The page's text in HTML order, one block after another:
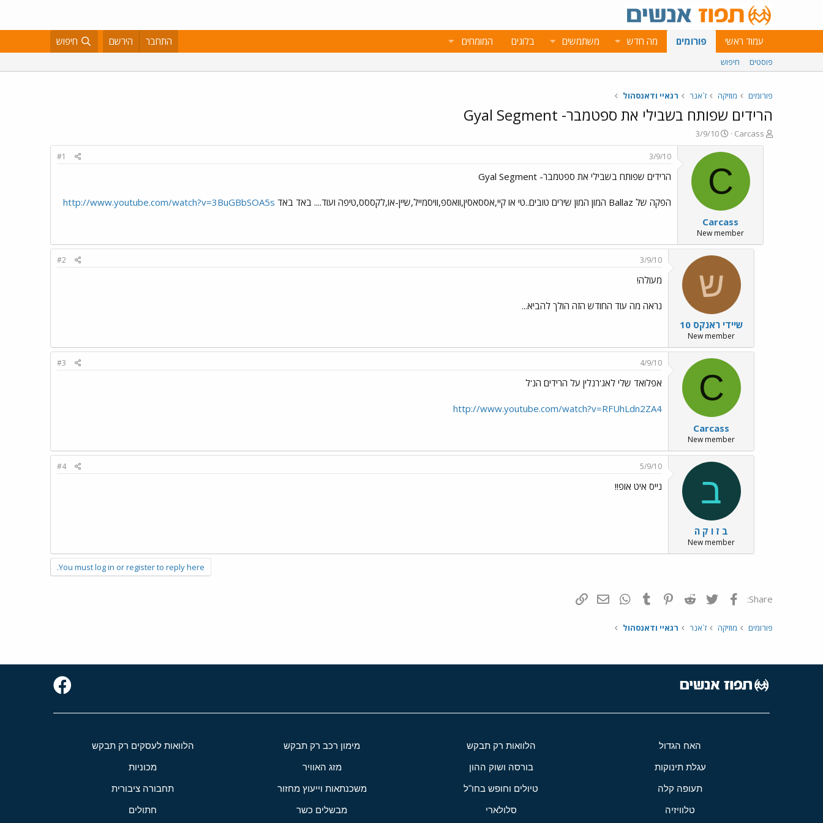
עמוד ראשי פורומים מה חדש משתמשים בלוגים המומחים התחבר הירשם חיפוש
פוסטים חיפוש
פורומים מוזיקה ז`אנר רגאיי ודאנסהול
הרידים שפותח בשבילי את ספטמבר- Gyal Segment
פ
ו
Carcass
פ
ו
ר
ס
ם
ב
א
ר
י
ך
3/9/10
C
Carcass
New member
3/9/10
#1
הרידים שפותח בשבילי את ספטמבר- Gyal Segment
הפקה של Ballaz המון המון שירים טובים..טי או קיי,אססאסין,וואספ,וויסמייל,שיין-או,לקססס,טיפה ועוד.... באד באד http://www.youtube.com/watch?v=3BuGBbSOA5s
ש
שיידי ראנקס 10
New member
3/9/10
#2
מעולה!
נראה מה עוד החודש הזה הולך להביא...
C
Carcass
New member
4/9/10
#3
אפלואד שלי לאג'רנלין על הרידים הנ'ל
http://www.youtube.com/watch?v=RFUhLdn2ZA4
ב
ב ז ו ק ה
New member
5/9/10
#4
נייס איט אופ!!
You must log in or register to reply here.
Share: פייסבוק Twitter
Reddit
Pinterest
Tumblr
WhatsAppדואר אלקטרוני
פורומים מוזיקה ז`אנר רגאיי ודאנסהול
האח הגדול הלוואות רק תבקש מימון רכב רק תבקש הלוואות לעסקים רק תבקש
עגלת תינוקות בורסה ושוק ההון מזג האוויר מכוניות
תעופה קלה טיולים וחופש בחו"ל משכנתאות וייעוץ מחזור תחבורה ציבורית
טלוויזיה סלולארי מבשלים כשר חתולים